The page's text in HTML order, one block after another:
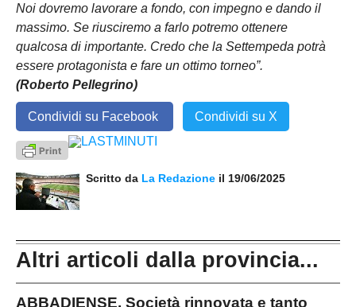
Noi dovremo lavorare a fondo, con impegno e dando il
massimo. Se riusciremo a farlo potremo ottenere
qualcosa di importante. Credo che la Settempeda potrà
essere protagonista e fare un ottimo torneo”.
(Roberto Pellegrino)
Condividi su Facebook Condividi su X
Scritto da La Redazione il 19/06/2025
Altri articoli dalla provincia...
ABBADIENSE. Società rinnovata e tanto